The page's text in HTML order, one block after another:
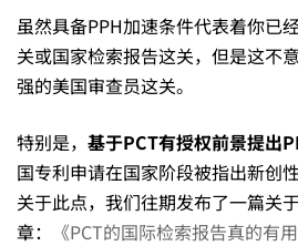
虽然具备PPH加速条件代表着你已
关或国家检索报告这关，但是这不
强的美国审查员这关。
特别是， 基于PCT有授权前景提出
国专利申请在国家阶段被指出新创
关于此点，我们往期发布了一篇关
章：
《PCT的国际检索报告真的有